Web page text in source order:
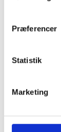
Præferencer
Statistik
Marketing
9. juli 2026